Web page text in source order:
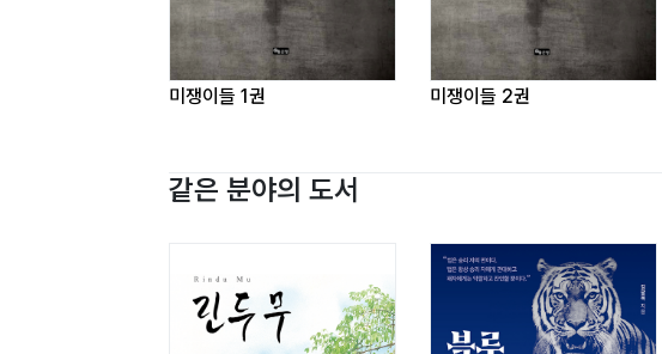
시면 넓은 마음으로 이해를 해주셨으면 합니다. 그리고
좋은땅 출판사 가족들에게도 감사를 드립니다.
미쟁이들 1권 미쟁이들 2권
같은 분야의 도서